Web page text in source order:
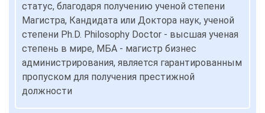
статус, благодаря получению ученой степени
Магистра, Кандидата или Доктора наук, ученой
степени Ph.D. Philosophy Doctor - высшая ученая
степень в мире, МБА - магистр бизнес
администрирования, является гарантированным
пропуском для получения престижной
должности